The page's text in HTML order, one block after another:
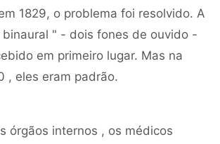
1829, o problema foi resolvido. A
" - dois fones de ouvido -
em primeiro lugar. Mas na
, eles eram padrão.
órgãos internos , os médicos